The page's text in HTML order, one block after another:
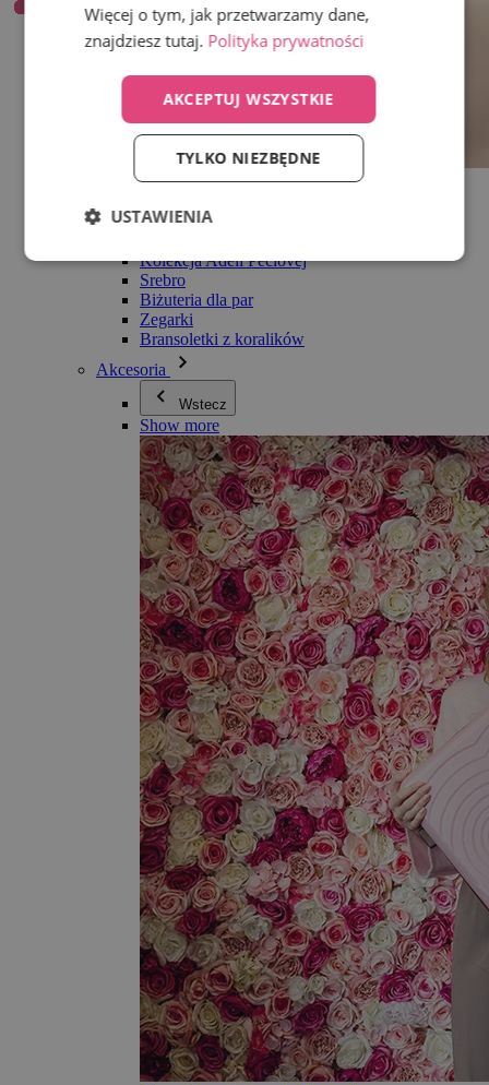
Wszystko w kategorii Biżuteria
Bransoletki
Kolekcja Adéli Pečlovej
Srebro
Biżuteria dla par
Zegarki
Bransoletki z koralików
Akcesoria
Wstecz
Show more
Więcej o tym, jak przetwarzamy dane,
znajdziesz tutaj. Polityka prywatności
AKCEPTUJ WSZYSTKIE
TYLKO NIEZBĘDNE
USTAWIENIA